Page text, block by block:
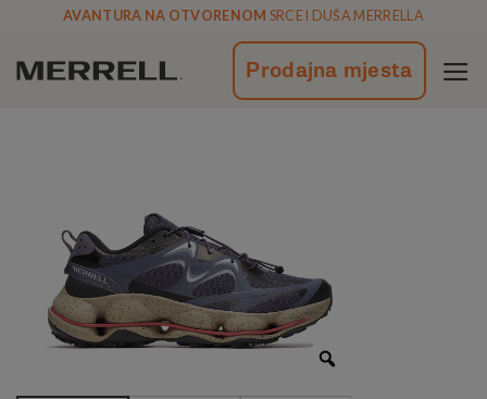
vsebino
AVANTURA NA OTVORENOM SRCE I DUŠA MERRELLA
Prodajna mjesta